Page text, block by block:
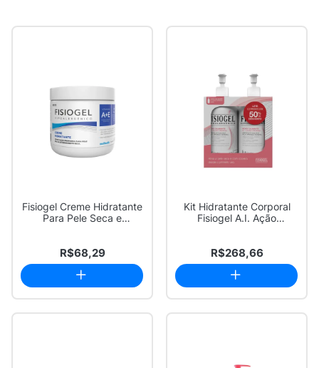
Fisiogel Creme Hidratante
Para Pele Seca e
R$68,29
Kit Hidratante Corporal
Fisiogel A.I. Ação
R$268,66